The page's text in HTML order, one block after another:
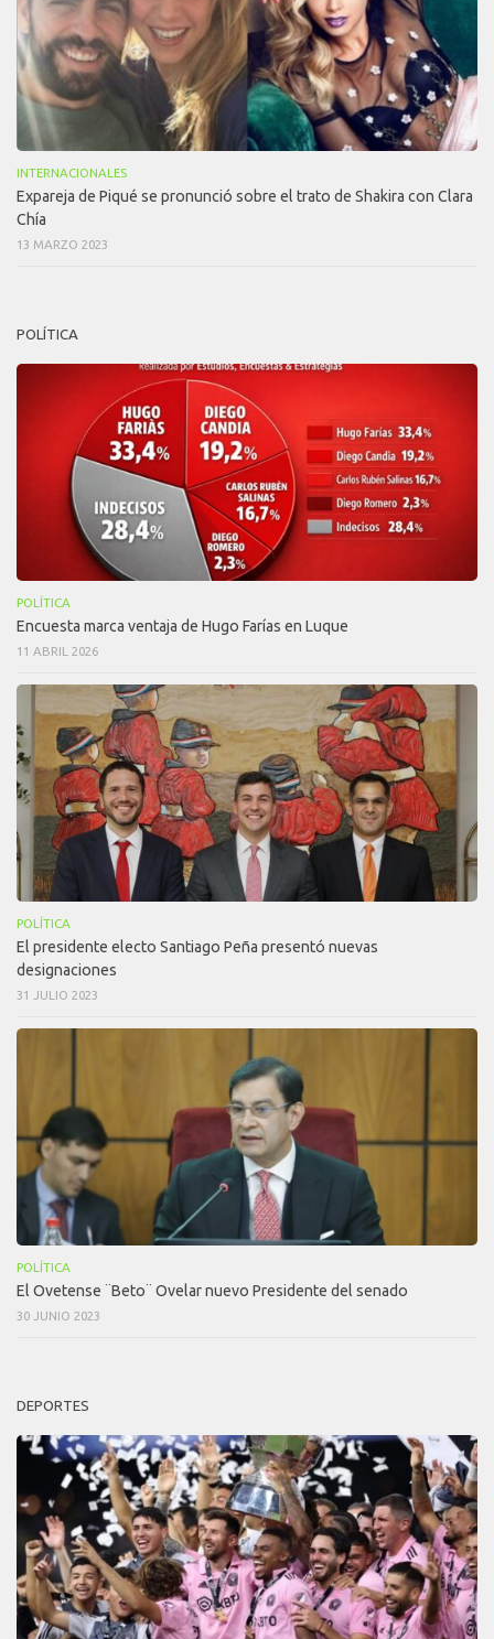
INTERNACIONALES
Expareja de Piqué se pronunció sobre el trato de Shakira con Clara
Chía
13 MARZO 2023
POLÍTICA
POLÍTICA
Encuesta marca ventaja de Hugo Farías en Luque
11 ABRIL 2026
POLÍTICA
El presidente electo Santiago Peña presentó nuevas
designaciones
31 JULIO 2023
POLÍTICA
El Ovetense ¨Beto¨ Ovelar nuevo Presidente del senado
30 JUNIO 2023
DEPORTES